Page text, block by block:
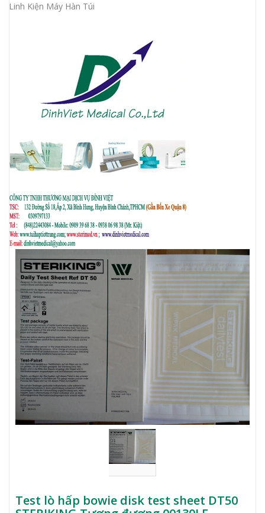
Linh Kiện Máy Hàn Túi
Test lò hấp bowie disk test sheet DT50